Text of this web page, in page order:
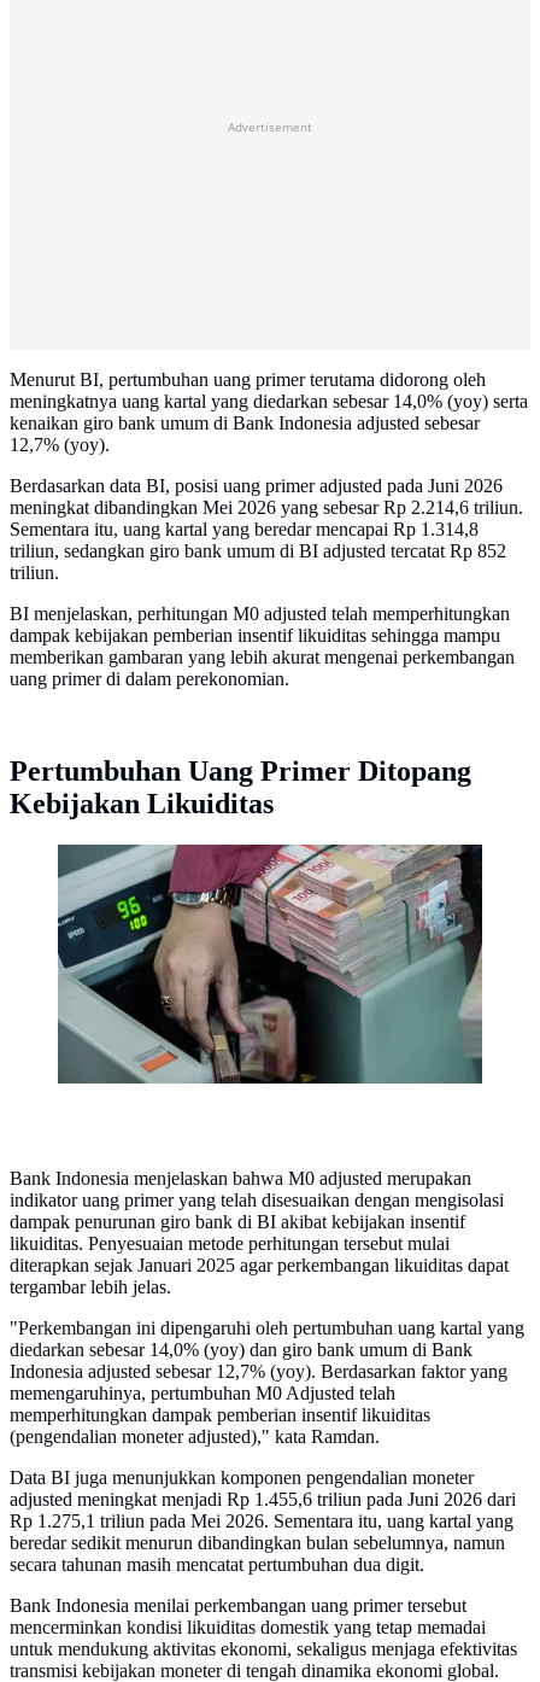
Advertisement
Menurut BI, pertumbuhan uang primer terutama didorong oleh
meningkatnya uang kartal yang diedarkan sebesar 14,0% (yoy) serta
kenaikan giro bank umum di Bank Indonesia adjusted sebesar
12,7% (yoy).
Berdasarkan data BI, posisi uang primer adjusted pada Juni 2026
meningkat dibandingkan Mei 2026 yang sebesar Rp 2.214,6 triliun.
Sementara itu, uang kartal yang beredar mencapai Rp 1.314,8
triliun, sedangkan giro bank umum di BI adjusted tercatat Rp 852
triliun.
BI menjelaskan, perhitungan M0 adjusted telah memperhitungkan
dampak kebijakan pemberian insentif likuiditas sehingga mampu
memberikan gambaran yang lebih akurat mengenai perkembangan
uang primer di dalam perekonomian.
Pertumbuhan Uang Primer Ditopang
Kebijakan Likuiditas
Bank Indonesia menyebut pertumbuhan uang primer
ditopang uang kartal dan giro bank umum di BI.
(Yasuyoshi Chiba/AFP)
Bank Indonesia menjelaskan bahwa M0 adjusted merupakan
indikator uang primer yang telah disesuaikan dengan mengisolasi
dampak penurunan giro bank di BI akibat kebijakan insentif
likuiditas. Penyesuaian metode perhitungan tersebut mulai
diterapkan sejak Januari 2025 agar perkembangan likuiditas dapat
tergambar lebih jelas.
"Perkembangan ini dipengaruhi oleh pertumbuhan uang kartal yang
diedarkan sebesar 14,0% (yoy) dan giro bank umum di Bank
Indonesia adjusted sebesar 12,7% (yoy). Berdasarkan faktor yang
memengaruhinya, pertumbuhan M0 Adjusted telah
memperhitungkan dampak pemberian insentif likuiditas
(pengendalian moneter adjusted)," kata Ramdan.
Data BI juga menunjukkan komponen pengendalian moneter
adjusted meningkat menjadi Rp 1.455,6 triliun pada Juni 2026 dari
Rp 1.275,1 triliun pada Mei 2026. Sementara itu, uang kartal yang
beredar sedikit menurun dibandingkan bulan sebelumnya, namun
secara tahunan masih mencatat pertumbuhan dua digit.
Bank Indonesia menilai perkembangan uang primer tersebut
mencerminkan kondisi likuiditas domestik yang tetap memadai
untuk mendukung aktivitas ekonomi, sekaligus menjaga efektivitas
transmisi kebijakan moneter di tengah dinamika ekonomi global.